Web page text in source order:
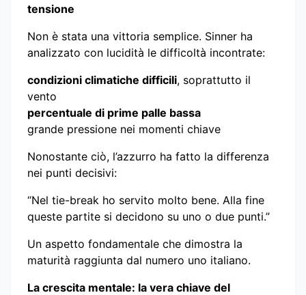
tensione
Non è stata una vittoria semplice. Sinner ha
analizzato con lucidità le difficoltà incontrate:
condizioni climatiche difficili, soprattutto il
vento
percentuale di prime palle bassa
grande pressione nei momenti chiave
Nonostante ciò, l’azzurro ha fatto la differenza
nei punti decisivi:
“Nel tie-break ho servito molto bene. Alla fine
queste partite si decidono su uno o due punti.”
Un aspetto fondamentale che dimostra la
maturità raggiunta dal numero uno italiano.
La crescita mentale: la vera chiave del